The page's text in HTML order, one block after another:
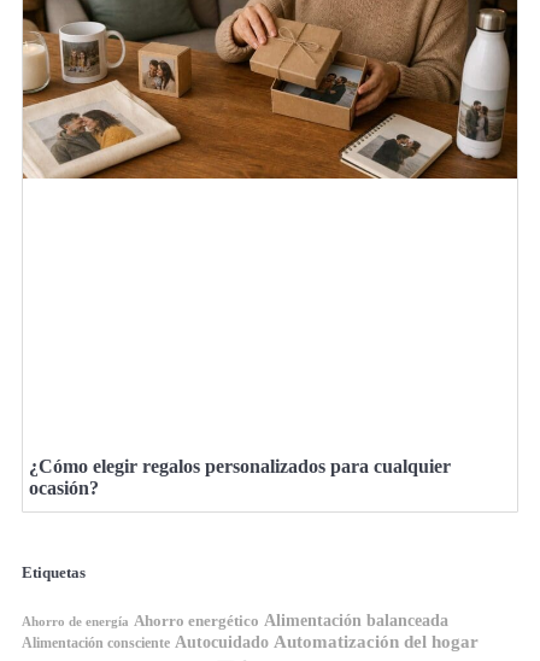
¿Cómo elegir regalos personalizados para cualquier
ocasión?
Etiquetas
Ahorro de energía Ahorro energético Alimentación balanceada
Alimentación consciente Autocuidado Automatización del hogar